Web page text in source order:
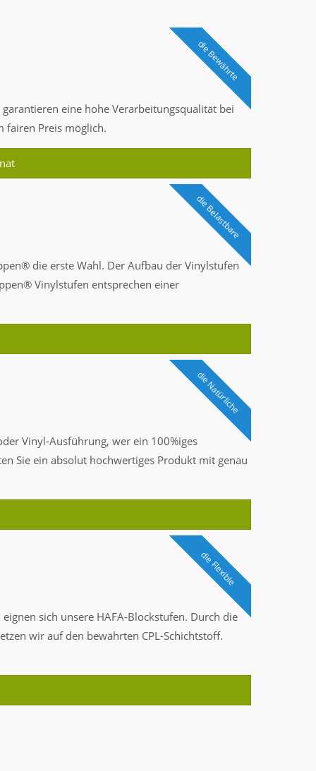
die Bewährte
eine hohe Verarbeitungsqualität bei
fairen Preis möglich.
die Belastbare
die erste Wahl. Der Aufbau der Vinylstufen
Vinylstufen entsprechen einer
die Natürliche
Vinyl-Ausführung, wer ein 100%iges
Sie ein absolut hochwertiges Produkt mit genau
die Flexible
eignen sich unsere HAFA-Blockstufen. Durch die
wir auf den bewährten CPL-Schichtstoff.